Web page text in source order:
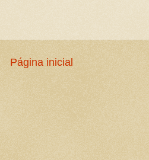
Página inicial